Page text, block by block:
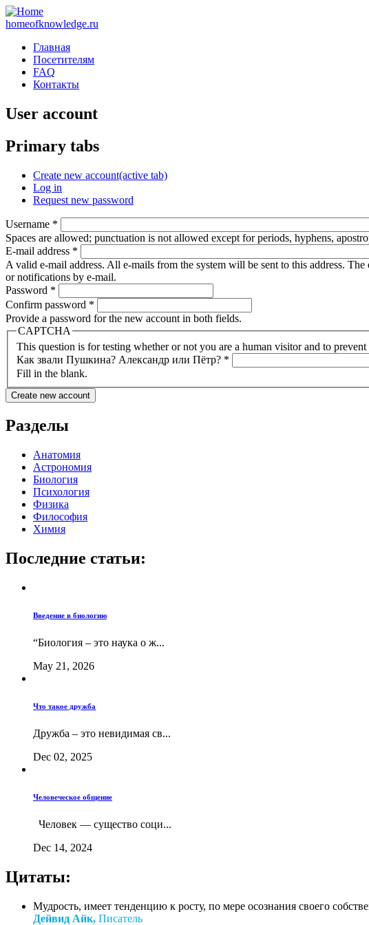
homeofknowledge.ru
Главная
Посетителям
FAQ
Контакты
User account
Primary tabs
Create new account(active tab)
Log in
Request new password
Username *
Spaces are allowed; punctuation is not allowed except for periods, hyphens,
E-mail address *
A valid e-mail address. All e-mails from the system will be sent to this address.
or notifications by e-mail.
Password *
Confirm password *
Provide a password for the new account in both fields.
CAPTCHA
This question is for testing whether or not you are a human visitor and to prevent
Как звали Пушкина? Александр или Пётр? *
Fill in the blank.
Разделы
Анатомия
Астрономия
Биология
Психология
Физика
Философия
Химия
Последние статьи:
Введение в биологию
“Биология – это наука о ж...
May 21, 2026
Что такое дружба
Дружба – это невидимая св...
Dec 02, 2025
Человеческое общение
Человек — существо соци...
Dec 14, 2024
Цитаты:
Мудрость, имеет тенденцию к росту, по мере осознания своего
Дейвид Айк, Писатель